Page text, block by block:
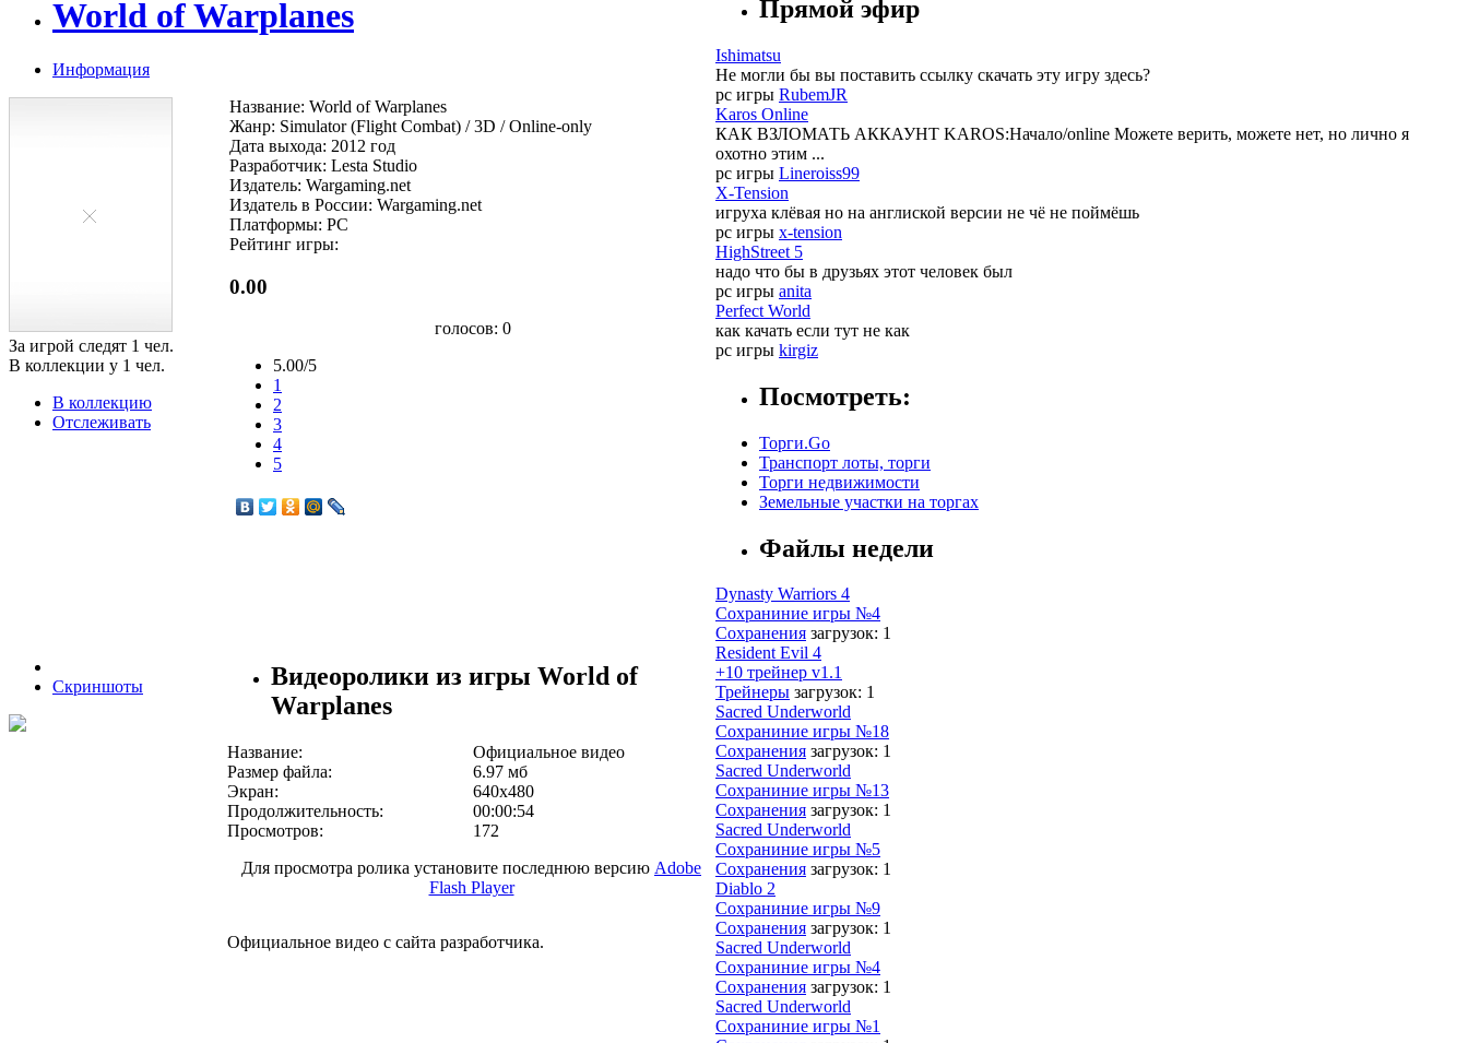
World of Warplanes
Информация
За игрой следят 1 чел.
В коллекции у 1 чел.
В коллекцию
Отслеживать
Название: World of Warplanes
Жанр: Simulator (Flight Combat) / 3D / Online-only
Дата выхода: 2012 год
Разработчик: Lesta Studio
Издатель: Wargaming.net
Издатель в России: Wargaming.net
Платформы: PC
Рейтинг игры:
0.00
голосов: 0
5.00/5
1
2
3
4
5
Скриншоты
Видеоролики из игры World of
Warplanes
Название:
Официальное видео
Размер файла:
6.97 мб
Экран:
640x480
Продолжительность:
00:00:54
Просмотров:
172
Для просмотра ролика установите последнюю версию Adobe
Flash Player
Официальное видео с сайта разработчика.
Прямой эфир
Ishimatsu
Не могли бы вы поставить ссылку скачать эту игру здесь?
pc игры RubemJR
Karos Online
КАК ВЗЛОМАТЬ АККАУНТ KAROS:Начало/online Можете верить, можете нет, но лично я
охотно этим ...
pc игры Lineroiss99
X-Tension
игруха клёвая но на англиской версии не чё не поймёшь
pc игры x-tension
HighStreet 5
надо что бы в друзьях этот человек был
pc игры anita
Perfect World
как качать если тут не как
pc игры kirgiz
Посмотреть:
Торги.Go
Транспорт лоты, торги
Торги недвижимости
Земельные участки на торгах
Файлы недели
Dynasty Warriors 4
Сохраниние игры №4
Сохранения загрузок: 1
Resident Evil 4
+10 трейнер v1.1
Трейнеры загрузок: 1
Sacred Underworld
Сохраниние игры №18
Сохранения загрузок: 1
Sacred Underworld
Сохраниние игры №13
Сохранения загрузок: 1
Sacred Underworld
Сохраниние игры №5
Сохранения загрузок: 1
Diablo 2
Сохраниние игры №9
Сохранения загрузок: 1
Sacred Underworld
Сохраниние игры №4
Сохранения загрузок: 1
Sacred Underworld
Сохраниние игры №1